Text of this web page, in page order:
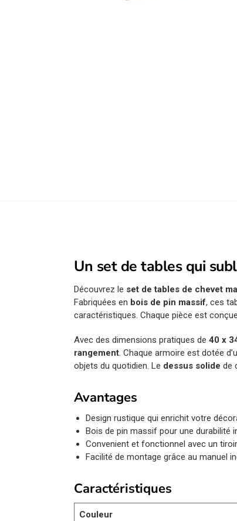
Un set de tables qui
Découvrez le set de tables de chevet
Fabriquées en bois de pin massif, ces
caractéristiques. Chaque pièce est
Avec des dimensions pratiques de40 x
rangement . Chaque armoire est dotée
objets du quotidien. Le dessus solide de
Avantages
Design rustique qui enrichit votre
Bois de pin massif pour une durabilité
Convenient et fonctionnel avec un
Facilité de montage grâce au manuel
Caractéristiques
Couleur